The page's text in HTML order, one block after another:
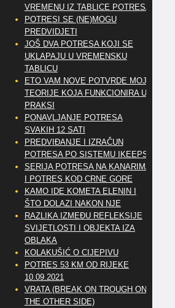
VREMENU IZ TABLICE POTRESA
POTRESI SE (NE)MOGU
PREDVIDJETI
JOŠ DVA POTRESA KOJI SE
UKLAPAJU U VREMENSKU
TABLICU
ETO VAM NOVE POTVRDE MOJE
TEORIJE KOJA FUNKCIONIRA U
PRAKSI
PONAVLJANJE POTRESA
SVAKIH 12 SATI
PREDVIĐANJE I IZRAČUN
POTRESA PO SISTEMU IKEEPS
SERIJA POTRESA NA KANARIMA
I POTRES KOD CRNE GORE
KAMO IDE KOMETA ELENIN I
ŠTO DOLAZI NAKON NJE
RAZLIKA IZMEĐU REFLEKSIJE
SVIJETLOSTI I OBJEKTA IZA
OBLAKA
KOLAKUŠIĆ O CIJEPIVU
POTRES 53 KM OD RIJEKE
10.09.2021
VRATA (BREAK ON TROUGH ON
THE OTHER SIDE)